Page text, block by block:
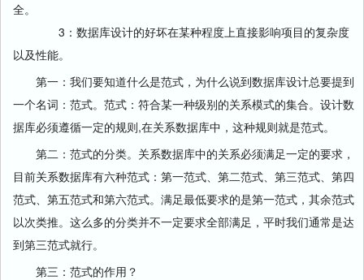
全。
3：数据库设计的好坏在某种程度上直接影响项目的复杂度
以及性能。
第一：我们要知道什么是范式，为什么说到数据库设计总要提到
一个名词：范式。范式：符合某一种级别的关系模式的集合。设计数
据库必须遵循一定的规则,在关系数据库中，这种规则就是范式。
第二：范式的分类。关系数据库中的关系必须满足一定的要求，
目前关系数据库有六种范式：第一范式、第二范式、第三范式、第四
范式、第五范式和第六范式。满足最低要求的是第一范式，其余范式
以次类推。这么多的分类并不一定要求全部满足，平时我们通常是达
到第三范式就行。
第三：范式的作用？